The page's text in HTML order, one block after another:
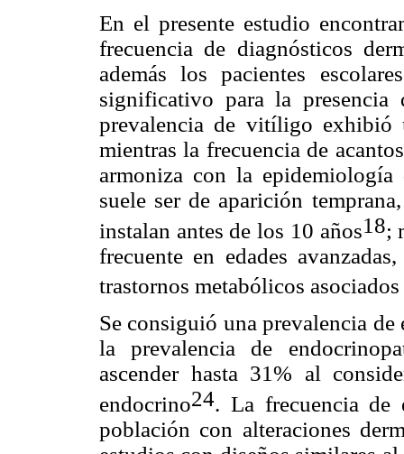
En el presente estudio
frecuencia de diagnósticos
además los pacientes
significativo para la presencia
prevalencia de vitíligo exhibió
mientras la frecuencia de
armoniza con la
suele ser de aparición
instalan antes de los 10 años18;
frecuente en edades
trastornos metabólicos
Se consiguió una prevalencia
la prevalencia de
ascender hasta 31% al
endocrino24. La frecuencia de
población con alteraciones